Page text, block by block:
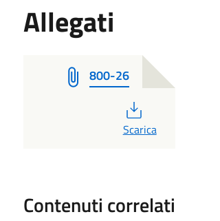
Allegati
800-26
PDF
Scarica
Contenuti correlati